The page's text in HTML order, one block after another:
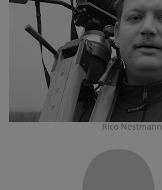
Rico Nestmann